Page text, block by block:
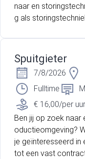
naar en
g als
Spuitgieter
7/8/2026
Fulltime
€ 16,00/per uur
Ben jij op zoek naar
oductieomgeving?
je geïnteresseerd in
tot een vast